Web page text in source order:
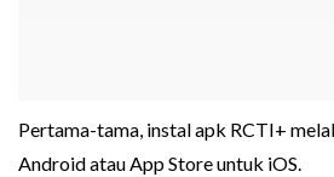
Pertama-tama, instal apk RCTI+
Android atau App Store untuk iOS.